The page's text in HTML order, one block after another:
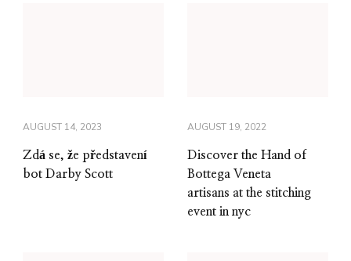
AUGUST 14, 2023
Zdá se, že představení
bot Darby Scott
AUGUST 19, 2022
Discover the Hand of
Bottega Veneta
artisans at the stitching
event in nyc